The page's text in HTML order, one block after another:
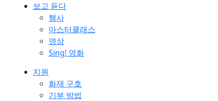
보고 듣다
행사
마스터클래스
영상
Sing! 영화
지원
화재 구호
기부 방법